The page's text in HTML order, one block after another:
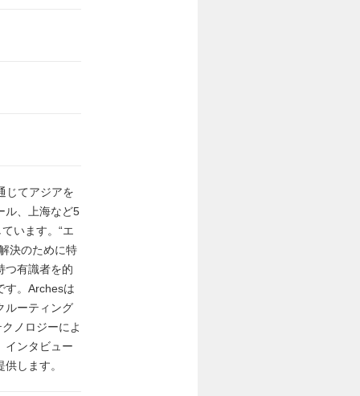
じてアジアを
ル、上海など5
います。“エ
決のために特
つ有識者を的
す。Archesは
ルーティング
ノロジーによ
インタビュー
します。